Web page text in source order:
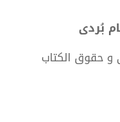
و حقوق الكتاب